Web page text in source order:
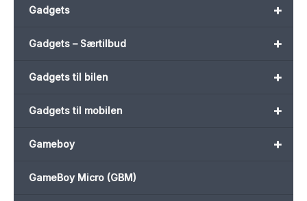
+
Gadgets
+
Gadgets – Særtilbud
+
Gadgets til bilen
+
Gadgets til mobilen
+
Gameboy
GameBoy Micro (GBM)